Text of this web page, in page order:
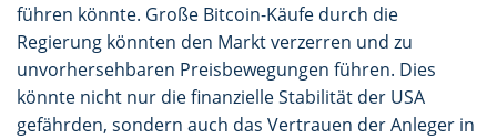
führen könnte. Große Bitcoin-Käufe durch die
Regierung könnten den Markt verzerren und zu
unvorhersehbaren Preisbewegungen führen. Dies
könnte nicht nur die finanzielle Stabilität der USA
gefährden, sondern auch das Vertrauen der Anleger in